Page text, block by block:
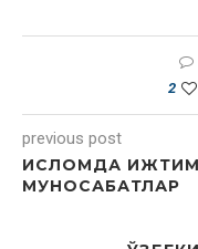
2
previous post
ИСЛОМДА
МУНОСАБАТЛАР